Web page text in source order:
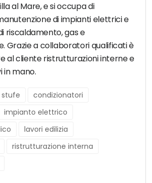
al Mare, e si occupa di
di impianti elettrici e
riscaldamento, gas e
Grazie a collaboratori qualificati è
al cliente ristrutturazioni interne e
in mano.
condizionatori
impianto elettrico
lavori edilizia
ristrutturazione interna